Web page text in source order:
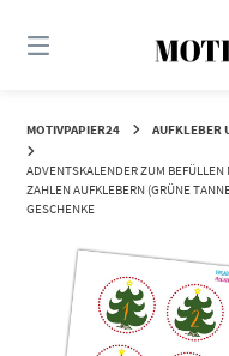
zum
MOTIVPAPIER24 AUFKLEBER
ADVENTSKALENDER ZUM
ZAHLEN AUFKLEBERN (GRÜNE
GESCHENKE